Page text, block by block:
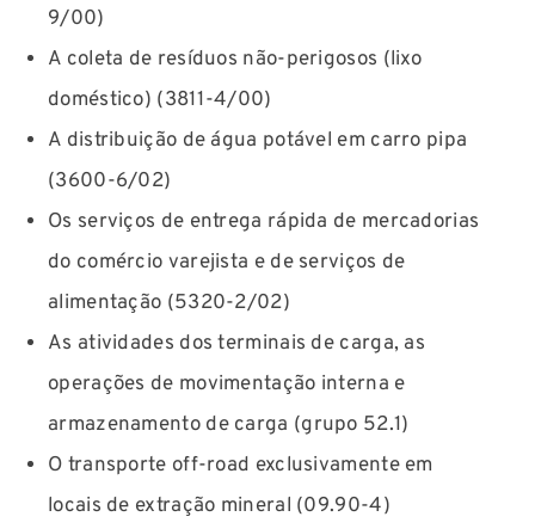
9/00)
A coleta de resíduos não-perigosos (lixo
doméstico) (3811-4/00)
A distribuição de água potável em carro pipa
(3600-6/02)
Os serviços de entrega rápida de mercadorias
do comércio varejista e de serviços de
alimentação (5320-2/02)
As atividades dos terminais de carga, as
operações de movimentação interna e
armazenamento de carga (grupo 52.1)
O transporte off-road exclusivamente em
locais de extração mineral (09.90-4)